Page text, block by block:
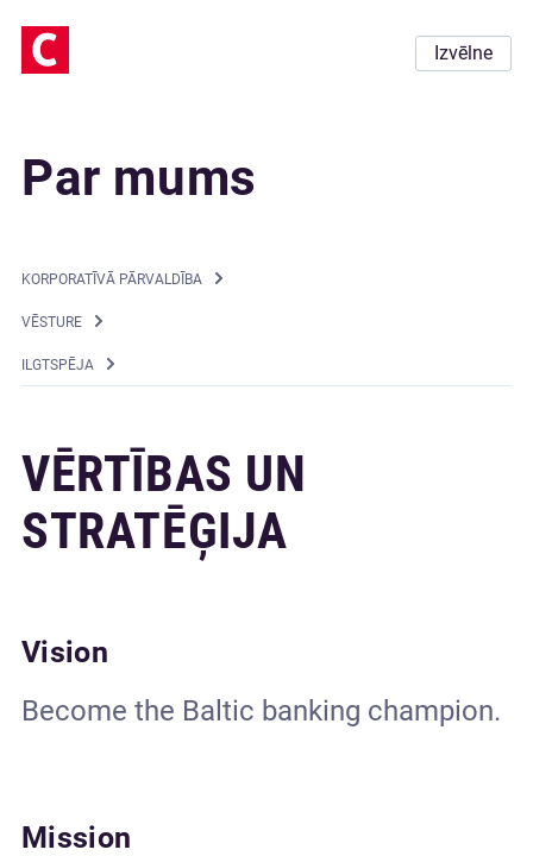
Izvēlne
Par mums
KORPORATĪVĀ PĀRVALDĪBA
VĒSTURE
ILGTSPĒJA
VĒRTĪBAS UN
STRATĒĢIJA
Vision
Become the Baltic banking champion.
Mission